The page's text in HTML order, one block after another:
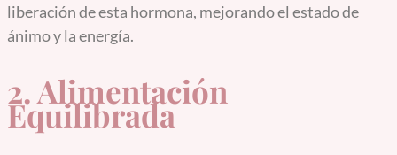
liberación de esta hormona, mejorando el estado de
ánimo y la energía.
2. Alimentación
Equilibrada